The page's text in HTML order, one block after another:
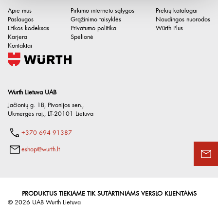
skersmens pjovimo geba
Medžiaga
Rankenos medžiaga
Ilgis, coliais
Wurth Lietuva UAB
Jačionių g. 1B, Pivonijos sen.,
Ukmergės raj., LT-20101 Lietuva
+370 694 91387
eshop@wurth.lt
Apie mus
Paslaugos
Etikos kodeksas
Karjera
Kontaktai
Pirkimo internetu sąlygos
Grąžinimo taisyklės
Privatumo politika
Spėlionė
Prekių katalogai
Naudingos nuorodos
Würth Plus
PRODUKTUS TIEKIAME TIK SUTARTINIAMS VERSLO KLIENTAMS
© 2026 UAB Wurth Lietuva